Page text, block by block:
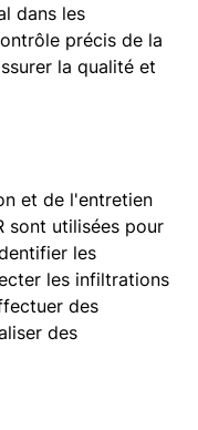
dans les
précis de la
la qualité et
et de l'entretien
sont utilisées pour
les
les infiltrations
des
des